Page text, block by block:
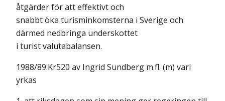
åtgärder för att effektivt och
snabbt öka turisminkomsterna i Sverige och
därmed nedbringa underskottet
i turist valutabalansen.
1988/89:Kr520 av Ingrid Sundberg m.fl. (m) vari
yrkas